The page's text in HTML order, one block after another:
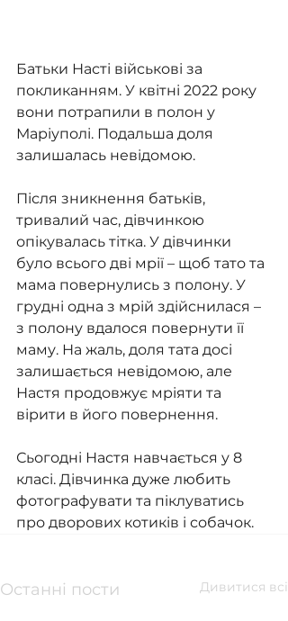
Батьки Насті військові за
покликанням. У квітні 2022 року
вони потрапили в полон у
Маріуполі. Подальша доля
залишалась невідомою.
Після зникнення батьків,
тривалий час, дівчинкою
опікувалась тітка. У дівчинки
було всього дві мрії – щоб тато та
мама повернулись з полону. У
грудні одна з мрій здійснилася –
з полону вдалося повернути її
маму. На жаль, доля тата досі
залишається невідомою, але
Настя продовжує мріяти та
вірити в його повернення.
Сьогодні Настя навчається у 8
класі. Дівчинка дуже любить
фотографувати та піклуватись
про дворових котиків і собачок.
Останні пости Дивитися всі